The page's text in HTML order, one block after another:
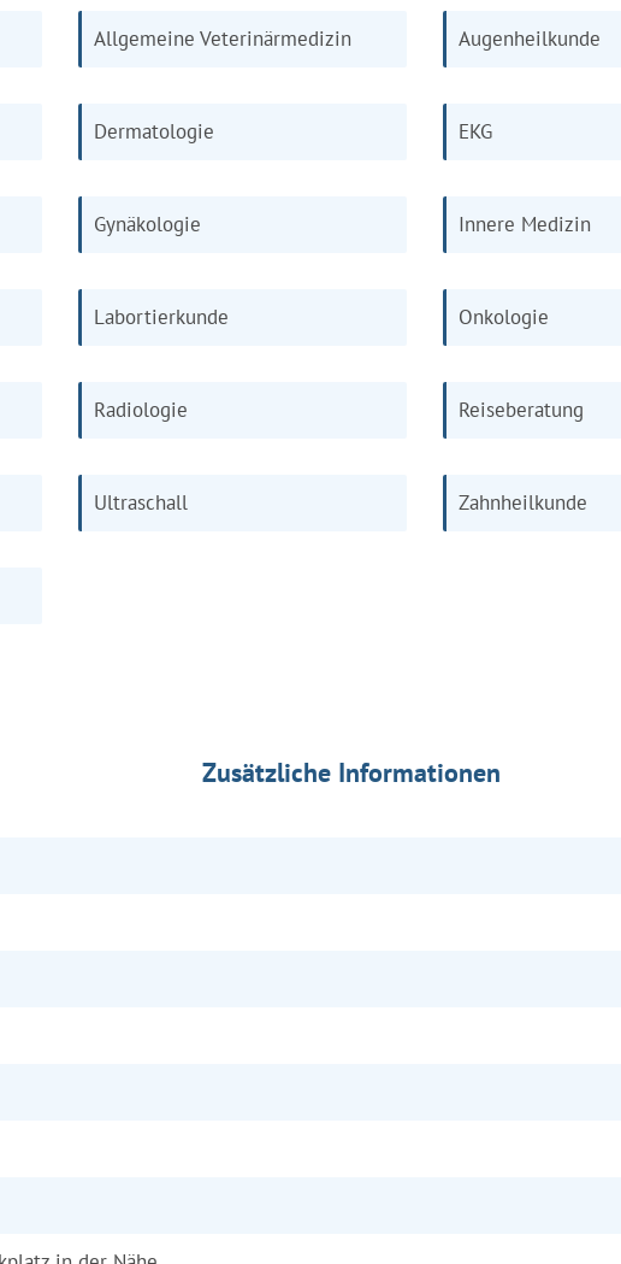
Allgemeine Veterinärmedizin Augenheilkunde
Dermatologie EKG
Gynäkologie Innere Medizin
Labortierkunde Onkologie
Radiologie Reiseberatung
Ultraschall Zahnheilkunde
Zusätzliche Informationen